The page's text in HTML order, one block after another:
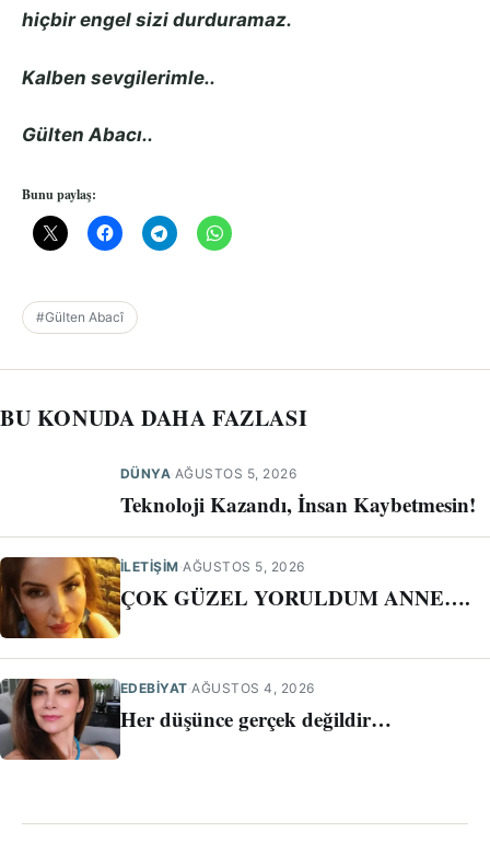
hiçbir engel sizi durduramaz.
Kalben sevgilerimle..
Gülten Abacı..
Bunu paylaş:
#Gülten Abacî
BU KONUDA DAHA FAZLASI
DÜNYA·AĞUSTOS 5, 2026
Teknoloji Kazandı, İnsan Kaybetmesin!
İLETIŞIM·AĞUSTOS 5, 2026
ÇOK GÜZEL YORULDUM ANNE….
EDEBİYAT·AĞUSTOS 4, 2026
Her düşünce gerçek değildir…